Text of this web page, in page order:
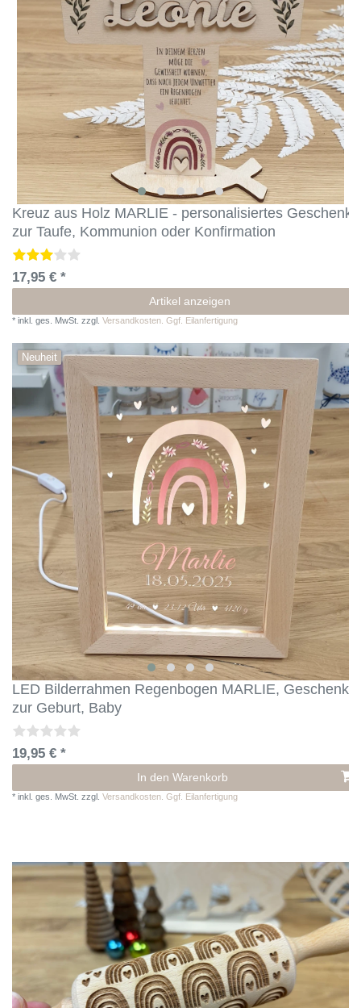
Kreuz aus Holz MARLIE - personalisiertes Geschenk
zur Taufe, Kommunion oder Konfirmation
17,95 € *
Artikel anzeigen
* inkl. ges. MwSt. zzgl. Versandkosten. Ggf. Eilanfertigung
Neuheit
LED Bilderrahmen Regenbogen MARLIE, Geschenk
zur Geburt, Baby
19,95 € *
In den Warenkorb
* inkl. ges. MwSt. zzgl. Versandkosten. Ggf. Eilanfertigung